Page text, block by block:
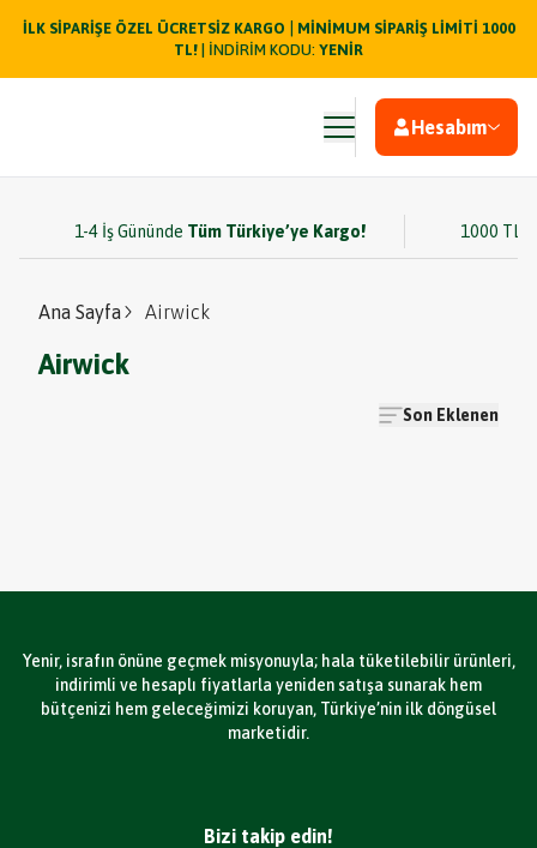
İLK SİPARİŞE ÖZEL ÜCRETSİZ KARGO
MİNİMUM SİPARİŞ LİMİTİ 1000
TL! | İNDİRİM KODU: YENİR
Hesabım
1-4 İş Gününde Tüm Türkiye’ye Kargo! 1000 TL
Ana Sayfa Airwick
Airwick
Son Eklenen
Yenir, israfın önüne geçmek misyonuyla; hala tüketilebilir ürünleri,
indirimli ve hesaplı fiyatlarla yeniden satışa sunarak hem
bütçenizi hem geleceğimizi koruyan, Türkiye’nin ilk döngüsel
marketidir.
Bizi takip edin!